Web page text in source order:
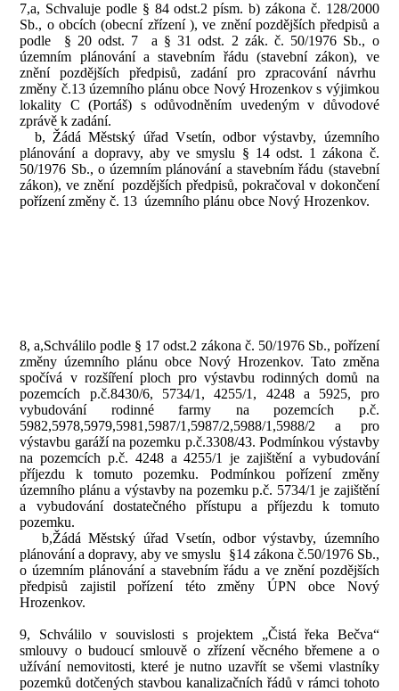
7,a, Schvaluje podle § 84 odst.2 písm. b) zákona č. 128/2000
Sb., o obcích (obecní zřízení ), ve znění pozdějších předpisů a
podle
§ 20 odst. 7
a § 31 odst. 2 zák. č. 50/1976 Sb., o
územním plánování a stavebním řádu (stavební zákon), ve
znění pozdějších předpisů, zadání pro zpracování návrhu
změny č.13 územního plánu obce Nový Hrozenkov s výjimkou
lokality C (Portáš) s odůvodněním uvedeným v důvodové
zprávě k zadání.
b, Žádá Městský úřad Vsetín, odbor výstavby, územního
plánování a dopravy, aby ve smyslu § 14 odst. 1 zákona č.
50/1976 Sb., o územním plánování a stavebním řádu (stavební
zákon), ve znění pozdějších předpisů, pokračoval v dokončení
pořízení změny č. 13 územního plánu obce Nový Hrozenkov.
8, a,Schválilo podle § 17 odst.2 zákona č. 50/1976 Sb., pořízení
změny územního plánu obce Nový Hrozenkov. Tato změna
spočívá v rozšíření ploch pro výstavbu rodinných domů na
pozemcích p.č.8430/6, 5734/1, 4255/1, 4248 a 5925, pro
vybudování rodinné farmy na pozemcích p.č.
5982,5978,5979,5981,5987/1,5987/2,5988/1,5988/2 a pro
výstavbu garáží na pozemku p.č.3308/43. Podmínkou výstavby
na pozemcích p.č. 4248 a 4255/1 je zajištění a vybudování
příjezdu k tomuto pozemku. Podmínkou pořízení změny
územního plánu a výstavby na pozemku p.č. 5734/1 je zajištění
a vybudování dostatečného přístupu a příjezdu k tomuto
pozemku.
b,Žádá Městský úřad Vsetín, odbor výstavby, územního
plánování a dopravy, aby ve smyslu
§14 zákona č.50/1976 Sb.,
o územním plánování a stavebním řádu a ve znění pozdějších
předpisů zajistil pořízení této změny ÚPN obce Nový
Hrozenkov.
9, Schválilo v souvislosti s projektem „Čistá řeka Bečva“
smlouvy o budoucí smlouvě o zřízení věcného břemene a o
užívání nemovitosti, které je nutno uzavřít se všemi vlastníky
pozemků dotčených stavbou kanalizačních řádů v rámci tohoto